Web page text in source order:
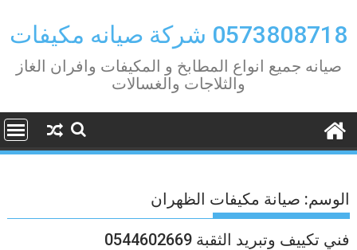
to
content
0573808718 شركة صيانه مكيفات
صيانه جميع انواع المطابخ و المكيفات وافران الغاز
والثلاجات والغسالات
الوسم: صيانة مكيفات الظهران
فني تكييف وتبريد الثقبة 0544602669